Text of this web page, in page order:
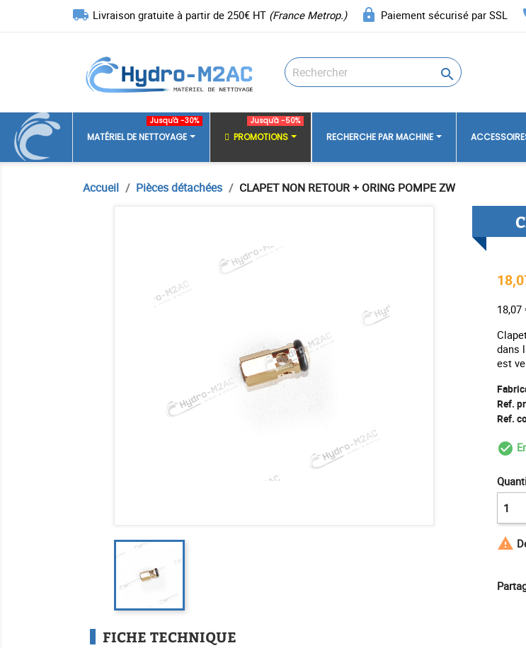
local_shipping Livraison gratuite à partir de 250€ HT (France Metrop.) lock Paiement sécurisé par SSL

MATÉRIEL DE NETTOYAGE
Jusqu'à -30%
PROMOTIONS
Jusqu'à -50%
RECHERCHE PAR MACHINE
Accueil Pièces détachées CLAPET NON RETOUR + ORING POMPE ZW
18,07
dans
est
Ref.
Ref.

FICHE TECHNIQUE